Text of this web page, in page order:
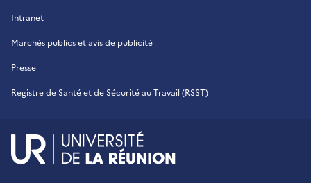
Intranet
Marchés publics et avis de publicité
Presse
Registre de Santé et de Sécurité au Travail (RSST)